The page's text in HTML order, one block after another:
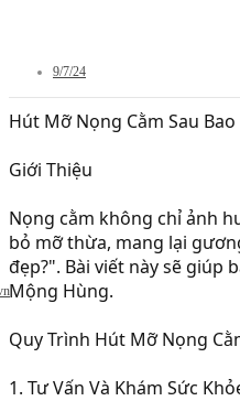
9/7/24
Hút Mỡ Nọng Cằm Sau
Giới Thiệu
Nọng cằm không chỉ ảnh
bỏ mỡ thừa, mang lại
đẹp?". Bài viết này sẽ giúp
Mộng Hùng.
Quy Trình Hút Mỡ Nọng
1. Tư Vấn Và Khám Sức